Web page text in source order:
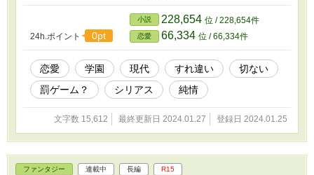
して、３ヶ月限定のお付き合いしようって私に言った。 付き合い
始めたのはいいけど私って、３ヶ月で捨てられちゃうの？ ６話完
24h.ポイント
0pt
小説 228,654 位 / 228,654件
恋愛 66,334 位 / 66,334件
恋愛 学園 現代 すれ違い
切ない
罰ゲーム？
シリアス 純情
文字数 15,612 最終更新日 2024.01.27 登録日 2024.01.25
ファンタジー 連載中 長編 R15